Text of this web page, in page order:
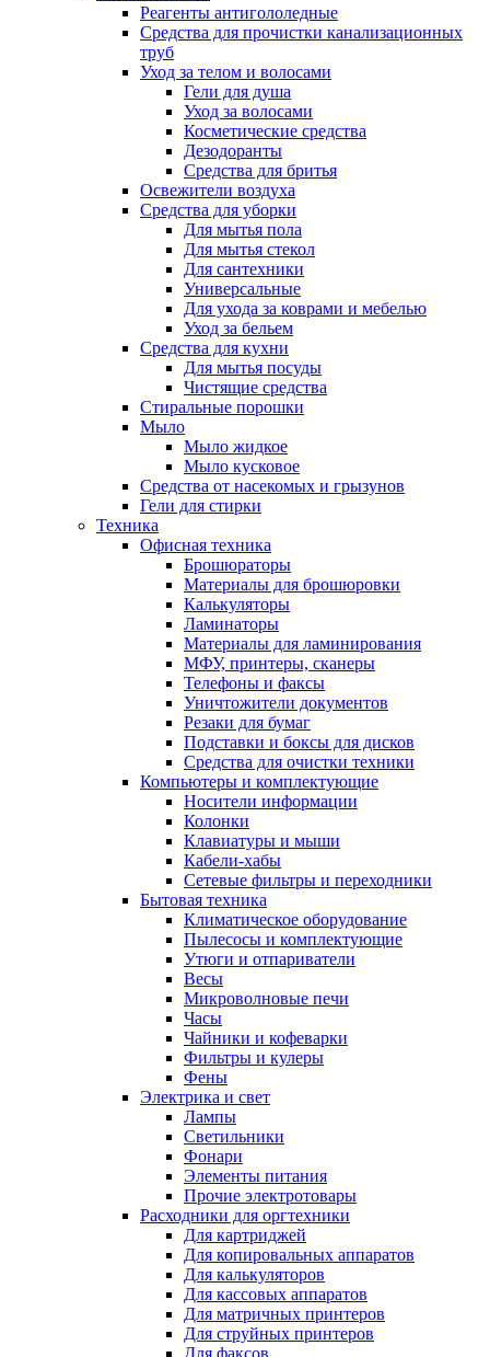
Реагенты антигололедные
Средства для прочистки канализационных
труб
Уход за телом и волосами
Гели для душа
Уход за волосами
Косметические средства
Дезодоранты
Средства для бритья
Освежители воздуха
Средства для уборки
Для мытья пола
Для мытья стекол
Для сантехники
Универсальные
Для ухода за коврами и мебелью
Уход за бельем
Средства для кухни
Для мытья посуды
Чистящие средства
Стиральные порошки
Мыло
Мыло жидкое
Мыло кусковое
Средства от насекомых и грызунов
Гели для стирки
Техника
Офисная техника
Брошюраторы
Материалы для брошюровки
Калькуляторы
Ламинаторы
Материалы для ламинирования
МФУ, принтеры, сканеры
Телефоны и факсы
Уничтожители документов
Резаки для бумаг
Подставки и боксы для дисков
Средства для очистки техники
Компьютеры и комплектующие
Носители информации
Колонки
Клавиатуры и мыши
Кабели-хабы
Сетевые фильтры и переходники
Бытовая техника
Климатическое оборудование
Пылесосы и комплектующие
Утюги и отпариватели
Весы
Микроволновые печи
Часы
Чайники и кофеварки
Фильтры и кулеры
Фены
Электрика и свет
Лампы
Светильники
Фонари
Элементы питания
Прочие электротовары
Расходники для оргтехники
Для картриджей
Для копировальных аппаратов
Для калькуляторов
Для кассовых аппаратов
Для матричных принтеров
Для струйных принтеров
Для факсов